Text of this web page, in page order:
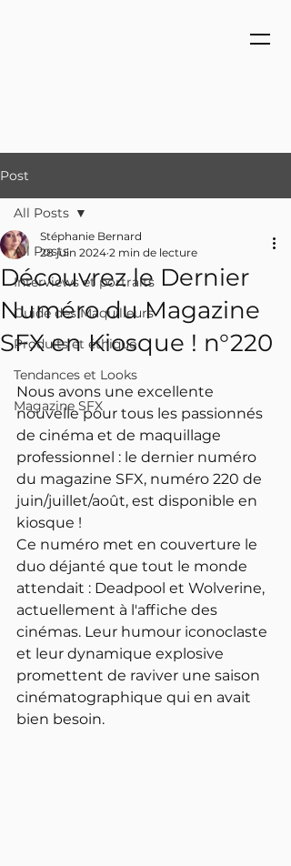
Post
All Posts
Interviews et portraits
Guide des Maquilleurs
Produits et éthique
Tendances et Looks
Magazine SFX
All Posts
Découvrez le Dernier
Numéro du Magazine
SFX en Kiosque ! n°220
Stéphanie Bernard
28 juin 2024 2 min de lecture
Nous avons une excellente
nouvelle pour tous les passionnés
de cinéma et de maquillage
professionnel : le dernier numéro
du magazine SFX, numéro 220 de
juin/juillet/août, est disponible en
kiosque !
Ce numéro met en couverture le
duo déjanté que tout le monde
attendait : Deadpool et Wolverine,
actuellement à l'affiche des
cinémas. Leur humour iconoclaste
et leur dynamique explosive
promettent de raviver une saison
cinématographique qui en avait
bien besoin.